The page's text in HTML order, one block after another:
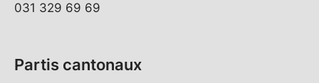
031 329 69 69
Partis cantonaux